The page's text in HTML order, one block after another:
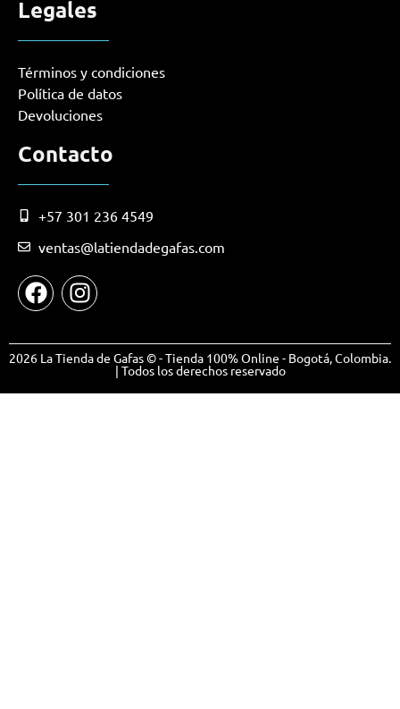
Legales
Términos y condiciones
Política de datos
Devoluciones
Contacto
+57 301 236 4549
ventas@latiendadegafas.com
2026 La Tienda de Gafas © - Tienda 100% Online - Bogotá, Colombia.
| Todos los derechos reservado